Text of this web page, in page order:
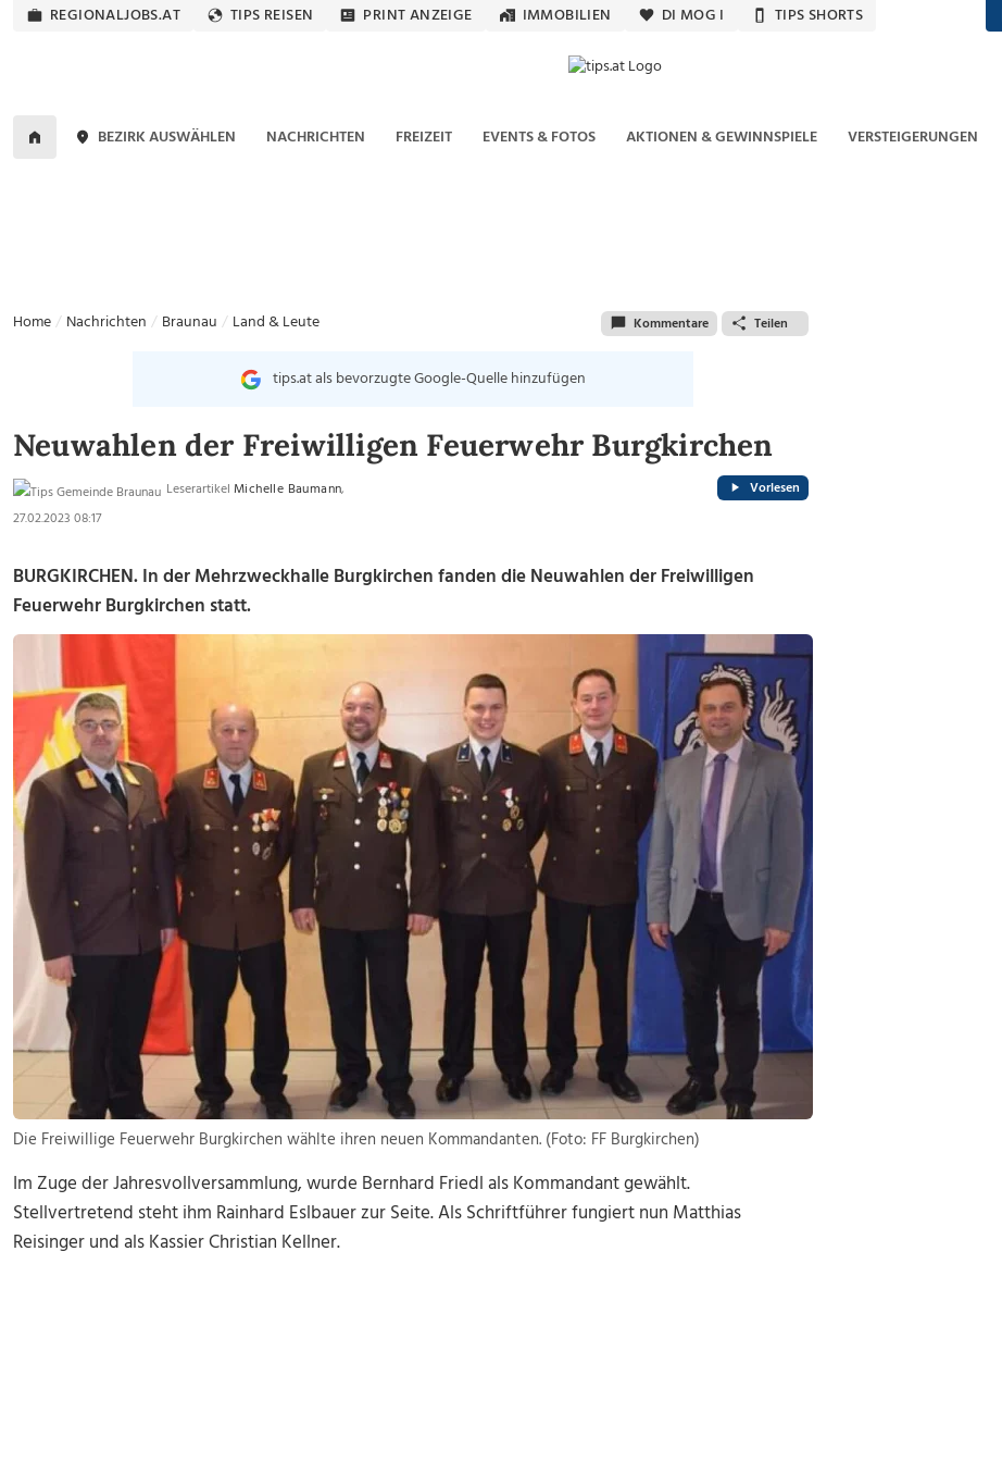
REGIONALJOBS.AT TIPS REISEN PRINT ANZEIGE IMMOBILIEN DI MOG I TIPS SHORTS
BEZIRK AUSWÄHLEN NACHRICHTEN FREIZEIT EVENTS & FOTOS AKTIONEN & GEWINNSPIELE VERSTEIGERUNGEN
Home Nachrichten Braunau Land & Leute Kommentare Teilen
tips.at als bevorzugte Google-Quelle hinzufügen
Neuwahlen der Freiwilligen Feuerwehr Burgkirchen
Leserartikel Michelle Baumann,
27.02.2023 08:17
Vorlesen
BURGKIRCHEN. In der Mehrzweckhalle Burgkirchen fanden die Neuwahlen der Freiwilligen
Feuerwehr Burgkirchen statt.
Die Freiwillige Feuerwehr Burgkirchen wählte ihren neuen Kommandanten. (Foto: FF Burgkirchen)
Im Zuge der Jahresvollversammlung, wurde Bernhard Friedl als Kommandant gewählt.
Stellvertretend steht ihm Rainhard Eslbauer zur Seite. Als Schriftführer fungiert nun Matthias
Reisinger und als Kassier Christian Kellner.